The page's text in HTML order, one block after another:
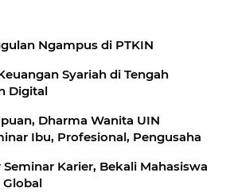
Ngampus di PTKIN
Syariah di Tengah
Digital
Dharma Wanita UIN
Ibu, Profesional, Pengusaha
Karier, Bekali Mahasiswa
Global